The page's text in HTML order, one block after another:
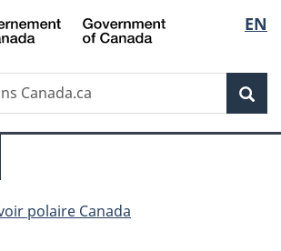
Passer
au
principal
Passer
à
Au
du
Passer
à
version
simplifiée
de
la
EN
polaire Canada